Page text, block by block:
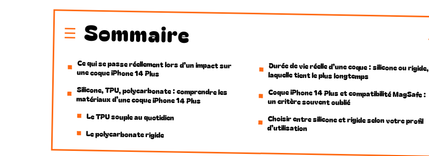
Sommaire
Ce qui se passe réellement lors d’un impact sur
une coque iPhone 14 Plus
Silicone, TPU, polycarbonate : comprendre les
matériaux d’une coque iPhone 14 Plus
Le TPU souple au quotidien
Le polycarbonate rigide
Durée de vie réelle d’une coque : silicone ou rigide,
laquelle tient le plus longtemps
Coque iPhone 14 Plus et compatibilité MagSafe :
un critère souvent oublié
Choisir entre silicone et rigide selon votre profil
d’utilisation